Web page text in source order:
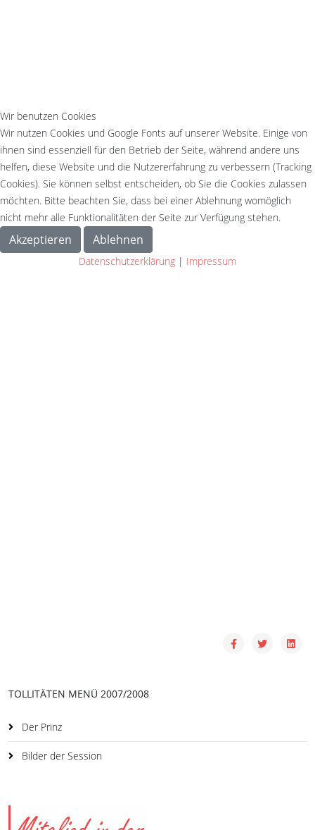
TOLLITÄTEN MENÜ 2007/2008
Der Prinz
Bilder der Session
Wir benutzen Cookies
Wir nutzen Cookies und Google Fonts auf unserer Website. Einige von
ihnen sind essenziell für den Betrieb der Seite, während andere uns
helfen, diese Website und die Nutzererfahrung zu verbessern (Tracking
Cookies). Sie können selbst entscheiden, ob Sie die Cookies zulassen
möchten. Bitte beachten Sie, dass bei einer Ablehnung womöglich
nicht mehr alle Funktionalitäten der Seite zur Verfügung stehen.
Akzeptieren Ablehnen
Datenschutzerklärung | Impressum